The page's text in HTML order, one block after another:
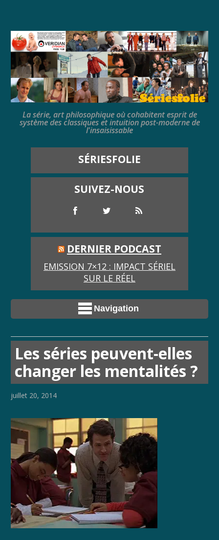
La série, art philosophique où cohabitent esprit de
système des classiques et intuition post-moderne de
l'insaisissable
SÉRIESFOLIE
SUIVEZ-NOUS
DERNIER PODCAST
EMISSION 7×12 : IMPACT SÉRIEL
SUR LE RÉEL
Navigation
Les séries peuvent-elles
changer les mentalités ?
juillet 20, 2014